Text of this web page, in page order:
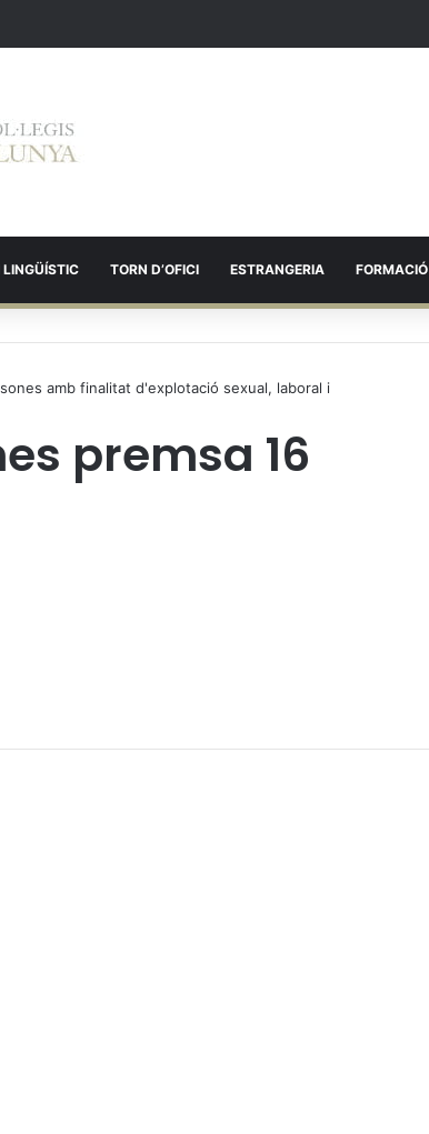
LINGÜÍSTIC TORN D’OFICI ESTRANGERIA FORMACIÓ
amb finalitat d'explotació sexual, laboral i
premsa 16